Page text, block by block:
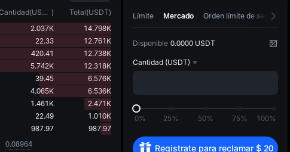
Unitree ya en vivo
( USDT ) Total(USDT)
2.037K
14.798K
22.33
12.761K
420.41
12.738K
5.742K
12.318K
39.45
6.576K
4.065K
6.536K
1.461K
2.471K
22.49
1.010K
987.97 987.97
0.08964
Límite Mercado Orden límite de
Disponible 0.0000 USDT
Cantidad (USDT)
0% 25% 50% 75% 100%
Regístrate para reclamar $ 20